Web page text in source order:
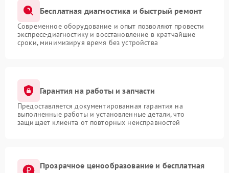
Бесплатная диагностика и быстрый ремонт
Современное оборудование и опыт позволяют провести
экспресс-диагностику и восстановление в кратчайшие
сроки, минимизируя время без устройства
Гарантия на работы и запчасти
Предоставляется документированная гарантия на
выполненные работы и установленные детали, что
защищает клиента от повторных неисправностей
Прозрачное ценообразование и бесплатная